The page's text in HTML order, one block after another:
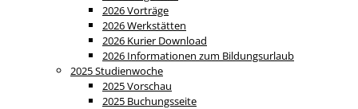
2026 Vorträge
2026 Werkstätten
2026 Kurier Download
2026 Informationen zum Bildungsurlaub
2025 Studienwoche
2025 Vorschau
2025 Buchungsseite